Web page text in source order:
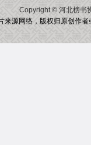
Copyright © 河北榜书
来源网络，版权归原创作